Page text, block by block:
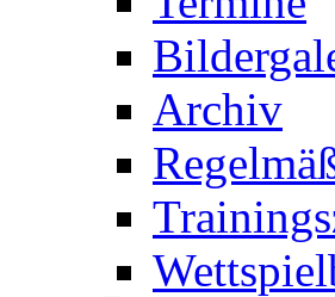
Archiv